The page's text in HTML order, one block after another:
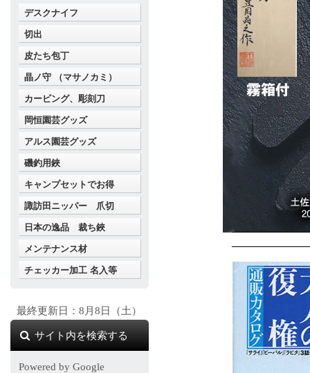
デスクナイフ
切出
皮たち包丁
晶ノ守 （マサノカミ）
カービング、彫刻刀
岡恒園芸グッズ
アルス園芸グッズ
磯釣用鋏
キャンプセットでお得
諏訪田ニッパー 爪切
日本の逸品 裁ち鋏
メンテナンス材
チェッカー加工 名入等
最終更新日：8月8日（土）
サイト内を検索する
Powered by Google